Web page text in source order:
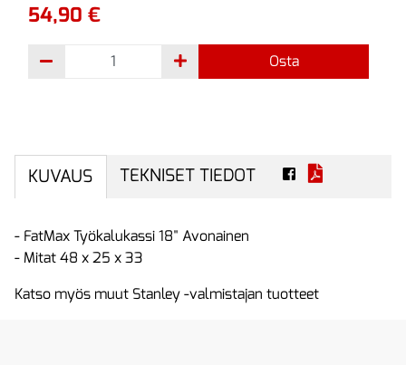
54,90 €
Osta
KUVAUS TEKNISET TIEDOT
- FatMax Työkalukassi 18" Avonainen
- Mitat 48 x 25 x 33
Katso myös muut Stanley -valmistajan tuotteet